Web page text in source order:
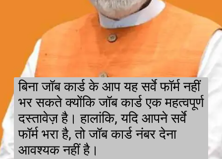
बिना जॉब कार्ड के आप यह सर्वे फॉर्म नहीं
भर सकते क्योंकि जॉब कार्ड एक महत्वपूर्ण
दस्तावेज़ है। हालांकि, यदि आपने सर्वे
फॉर्म भरा है, तो जॉब कार्ड नंबर देना
आवश्यक नहीं है।